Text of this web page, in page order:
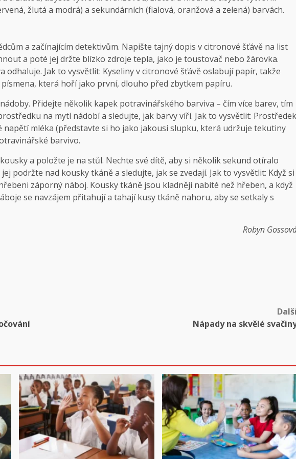
žlutá a modrá) a sekundárních (fialová, oranžová a zelená) barvách.
a začínajícím detektivům. Napište tajný dopis v citronové šťávě na list
a poté jej držte blízko zdroje tepla, jako je toustovač nebo žárovka.
odhaluje. Jak to vysvětlit: Kyseliny v citronové šťávě oslabují papír, takže
která hoří jako první, dlouho před zbytkem papíru.
Přidejte několik kapek potravinářského barviva – čím více barev, tím
na mytí nádobí a sledujte, jak barvy víří. Jak to vysvětlit: Prostředek
napětí mléka (představte si ho jako jakousi slupku, která udržuje tekutiny
barvivo.
a položte je na stůl. Nechte své dítě, aby si několik sekund otíralo
podržte nad kousky tkáně a sledujte, jak se zvedají. Jak to vysvětlit: Když si
záporný náboj. Kousky tkáně jsou kladněji nabité než hřeben, a když
se navzájem přitahují a tahají kusy tkáně nahoru, aby se setkaly s
Robyn
Nápady na skvělé